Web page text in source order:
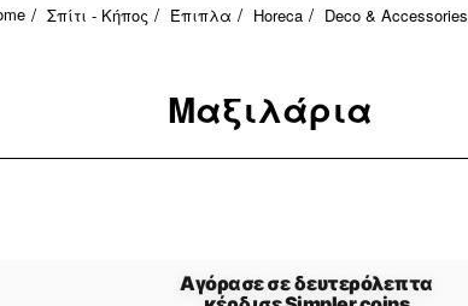
Μαξιλάρια
Σπίτι - Κήπος Έπιπλα Horeca Deco & Accessories